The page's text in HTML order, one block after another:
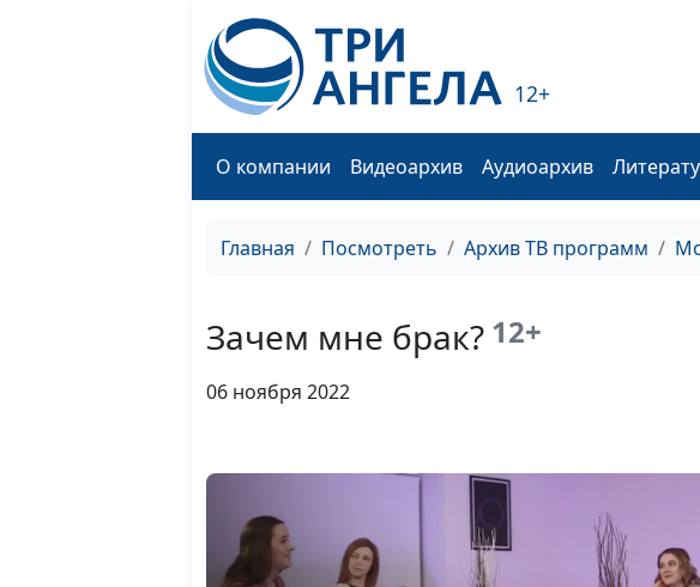
12+
О компании Видеоархив Аудиоархив
Главная Посмотреть Архив ТВ программ
Зачем мне брак? 12+
06 ноября 2022